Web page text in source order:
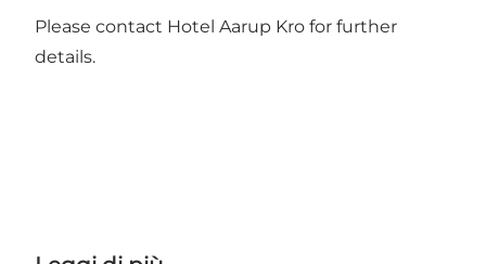
Please contact Hotel Aarup Kro for further
details.